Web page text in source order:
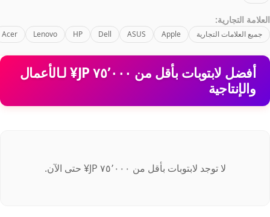
العلامة التجارية:
جميع العلامات التجارية Apple
ASUS
Dell
HP
Lenovo
Acer
أفضل لابتوبات بأقل من ‏٧٥٬٠٠٠ JP¥ لـالأعمال
والإنتاجية
لا توجد لابتوبات بأقل من ‏٧٥٬٠٠٠ JP¥ حتى الآن.